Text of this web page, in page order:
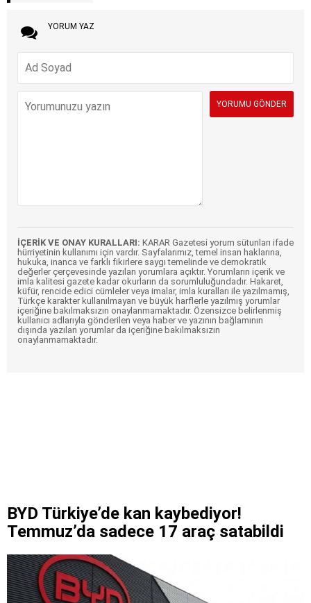
YORUM YAZ
İÇERİK VE ONAY KURALLARI: KARAR Gazetesi yorum sütunları ifade
hürriyetinin kullanımı için vardır. Sayfalarımız, temel insan haklarına,
hukuka, inanca ve farklı fikirlere saygı temelinde ve demokratik
değerler çerçevesinde yazılan yorumlara açıktır. Yorumların içerik ve
imla kalitesi gazete kadar okurların da sorumluluğundadır. Hakaret,
küfür, rencide edici cümleler veya imalar, imla kuralları ile yazılmamış,
Türkçe karakter kullanılmayan ve büyük harflerle yazılmış yorumlar
içeriğine bakılmaksızın onaylanmamaktadır. Özensizce belirlenmiş
kullanıcı adlarıyla gönderilen veya haber ve yazının bağlamının
dışında yazılan yorumlar da içeriğine bakılmaksızın
onaylanmamaktadır.
BYD Türkiye’de kan kaybediyor!
Temmuz’da sadece 17 araç satabildi